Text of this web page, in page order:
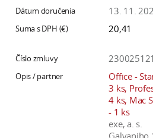
13. 11.
20,41
Office -
3 ks,
4 ks, Mac
- 1 ks
exe, a. s.